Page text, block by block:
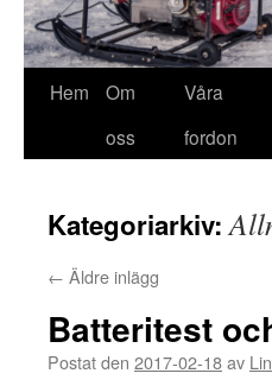
Hem
Om
oss
Våra
fordon
Kategoriarkiv:
← Äldre inlägg
Batteritest
Postat den 2017-02-18av